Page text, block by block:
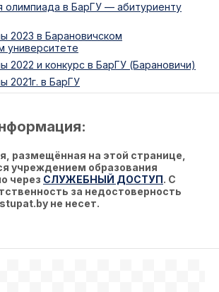
олимпиада в БарГУ — абитуриенту
2023 в Барановичском
университете
2022 и конкурс в БарГУ (Барановичи)
2021г. в БарГУ
размещённая на этой странице,
учреждением образования
через СЛУЖЕБНЫЙ ДОСТУП. С
за недостоверность
не несет.